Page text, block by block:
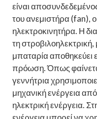
είναι
του ανεμιστήρα (fan), ο
ηλεκτροκινητήρα. Η
τη στροβιλοηλεκτρική,
μπαταρία αποθηκεύει
πρόωση. Όπως
γεννήτρια
μηχανική ενέργεια
ηλεκτρική ενέργεια.